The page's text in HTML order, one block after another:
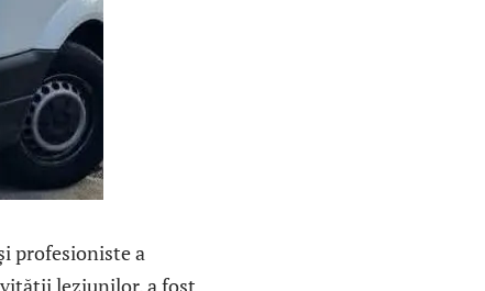
profesioniste a
leziunilor, a fost